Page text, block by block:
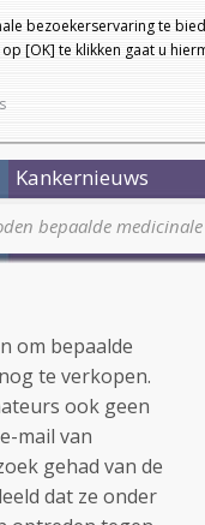
bezoekerservaring te
[OK] te klikken gaat u
Kankernieuws
bepaalde
om bepaalde
te verkopen.
ook geen
mail van
gehad van de
dat ze onder